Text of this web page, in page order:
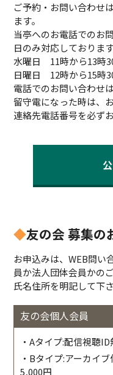
ご予約・お問い合わせ
ます。
当亭へのお電話でのお
日のみ対応しております
水曜日 11時から13時
日曜日 12時から15時
電話でのお問い合わせ
留守電になった時は、
連絡先電話番号を必ず
◆友の会 募集の
お申込みは、WEB問い
員か法人団体会員かの
氏名住所を明記して下さ
友の会個人会員
・Aタイプ:配信視聴
・Bタイプ:アーカイ
5,000円